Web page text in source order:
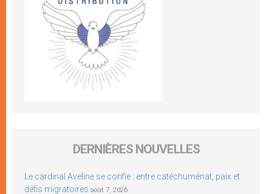
DERNIÈRES NOUVELLES
Le cardinal Aveline se confie : entre catéchuménat, paix et
défis migratoires août 7, 2026